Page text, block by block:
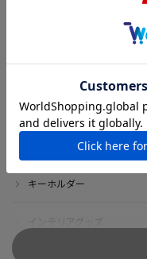
アウトレット
ボブルヘッド・ぬいぐるみ
DVD・ブルーレイ
キーホルダー
インテリアグッズ